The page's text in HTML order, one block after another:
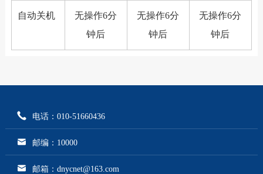
自动关机
无操作6分
钟后
无操作6分
钟后
无操作6分
钟后
电话：010-51660436
邮编：10000
邮箱：dnycnet@163.com